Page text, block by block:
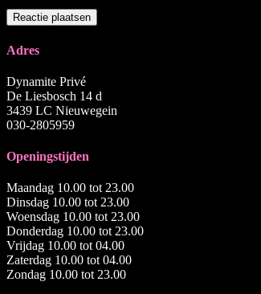
Adres
Dynamite Privé
De Liesbosch 14 d
3439 LC Nieuwegein
030-2805959
Openingstijden
Maandag 10.00 tot 23.00
Dinsdag 10.00 tot 23.00
Woensdag 10.00 tot 23.00
Donderdag 10.00 tot 23.00
Vrijdag 10.00 tot 04.00
Zaterdag 10.00 tot 04.00
Zondag 10.00 tot 23.00